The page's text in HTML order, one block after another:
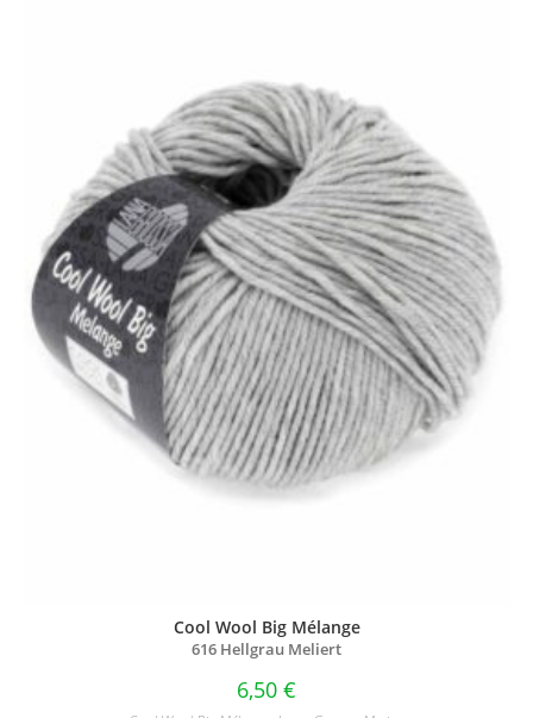
Cool Wool Big Mélange
616 Hellgrau Meliert
6,50 €